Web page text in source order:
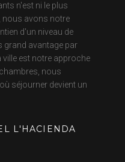
n'est ni le plus
nous avons notre
d'un niveau de
grand avantage par
est notre approche
nous
séjourner devient un
L'HACIENDA